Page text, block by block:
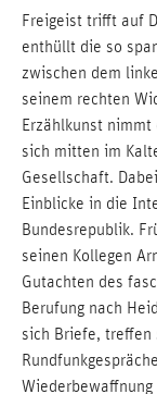
Freigeist trifft auf
enthüllt die so
zwischen dem
seinem rechten
Erzählkunst
sich mitten im
Gesellschaft.
Einblicke in die
Bundesrepublik.
seinen Kollegen
Gutachten des
Berufung nach
sich Briefe, treffen